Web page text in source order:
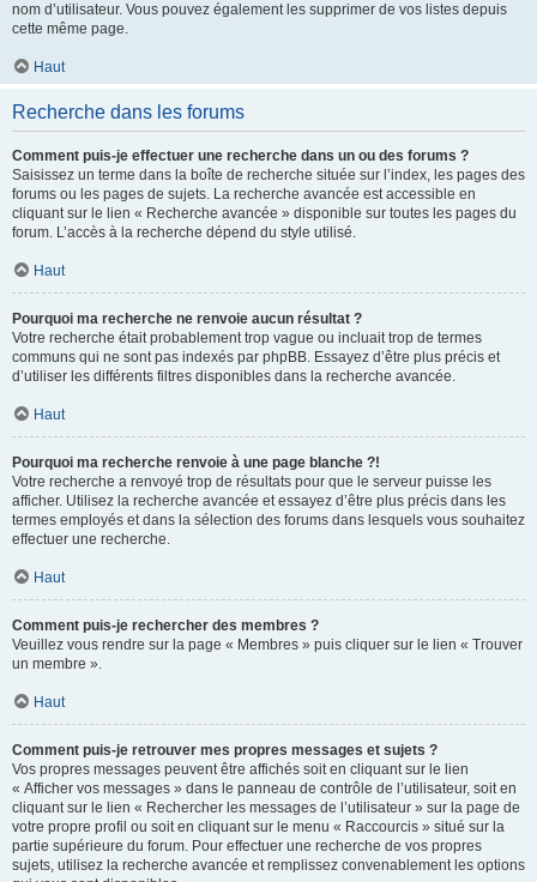
nom d’utilisateur. Vous pouvez également les supprimer de vos listes depuis
cette même page.
Haut
Recherche dans les forums
Comment puis-je effectuer une recherche dans un ou des forums ?
Saisissez un terme dans la boîte de recherche située sur l’index, les pages des
forums ou les pages de sujets. La recherche avancée est accessible en
cliquant sur le lien « Recherche avancée » disponible sur toutes les pages du
forum. L’accès à la recherche dépend du style utilisé.
Haut
Pourquoi ma recherche ne renvoie aucun résultat ?
Votre recherche était probablement trop vague ou incluait trop de termes
communs qui ne sont pas indexés par phpBB. Essayez d’être plus précis et
d’utiliser les différents filtres disponibles dans la recherche avancée.
Haut
Pourquoi ma recherche renvoie à une page blanche ?!
Votre recherche a renvoyé trop de résultats pour que le serveur puisse les
afficher. Utilisez la recherche avancée et essayez d’être plus précis dans les
termes employés et dans la sélection des forums dans lesquels vous souhaitez
effectuer une recherche.
Haut
Comment puis-je rechercher des membres ?
Veuillez vous rendre sur la page « Membres » puis cliquer sur le lien « Trouver
un membre ».
Haut
Comment puis-je retrouver mes propres messages et sujets ?
Vos propres messages peuvent être affichés soit en cliquant sur le lien
« Afficher vos messages » dans le panneau de contrôle de l’utilisateur, soit en
cliquant sur le lien « Rechercher les messages de l’utilisateur » sur la page de
votre propre profil ou soit en cliquant sur le menu « Raccourcis » situé sur la
partie supérieure du forum. Pour effectuer une recherche de vos propres
sujets, utilisez la recherche avancée et remplissez convenablement les options